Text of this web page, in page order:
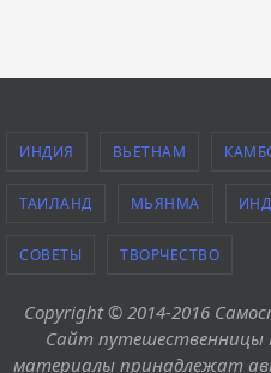
ИНДИЯ ВЬЕТНАМ
ТАИЛАНД МЬЯНМА
СОВЕТЫ ТВОРЧЕСТВО
Copyright © 2014-2016
Сайт путешественницы
материалы принадлежат